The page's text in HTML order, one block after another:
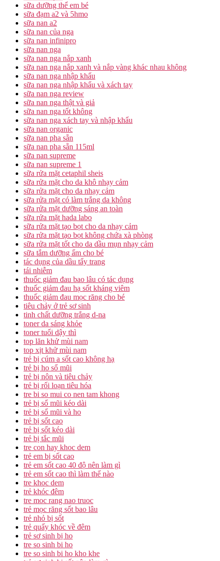
sữa dưỡng thể em bé
sữa đạm a2 và 5hmo
sữa nan a2
sữa nan của nga
sữa nan infinipro
sữa nan nga
sữa nan nga nắp xanh
sữa nan nga nắp xanh và nắp vàng khác nhau không
sữa nan nga nhập khẩu
sữa nan nga nhập khẩu và xách tay
sữa nan nga review
sữa nan nga thật và giả
sữa nan nga tốt không
sữa nan nga xách tay và nhập khẩu
sữa nan organic
sữa nan pha sẵn
sữa nan pha sẵn 115ml
sữa nan supreme
sữa nan supreme 1
sữa rửa mặt cetaphil sheis
sữa rửa mặt cho da khô nhạy cảm
sữa rửa mặt cho da nhạy cảm
sữa rửa mặt có làm trắng da không
sữa rửa mặt dưỡng sáng an toàn
sữa rửa mặt hada labo
sữa rửa mặt tạo bọt cho da nhạy cảm
sữa rửa mặt tạo bọt không chứa xà phòng
sữa rửa mặt tốt cho da dầu mụn nhạy cảm
sữa tắm dưỡng ẩm cho bé
tác dụng của dầu tẩy trang
tái nhiễm
thuốc giảm đau bao lâu có tác dụng
thuốc giảm đau hạ sốt kháng viêm
thuốc giảm đau mọc răng cho bé
tiêu chảy ở trẻ sơ sinh
tinh chất dưỡng trắng d-na
toner da sáng khỏe
toner tuổi dậy thì
top lăn khử mùi nam
top xịt khử mùi nam
trẻ bị cúm a sốt cao không hạ
trẻ bị ho sổ mũi
trẻ bị nôn và tiêu chảy
trẻ bị rối loạn tiêu hóa
tre bi so mui co nen tam khong
trẻ bị sổ mũi kéo dài
trẻ bị sổ mũi và ho
trẻ bị sốt cao
trẻ bị sốt kéo dài
trẻ bị tắc mũi
tre con hay khoc dem
trẻ em bị sốt cao
trẻ em sốt cao 40 độ nên làm gì
trẻ em sốt cao thì làm thế nào
tre khoc dem
trẻ khóc đêm
tre moc rang nao truoc
trẻ mọc răng sốt bao lâu
trẻ nhỏ bị sốt
trẻ quấy khóc về đêm
trẻ sơ sinh bị ho
tre so sinh bi ho
tre so sinh bi ho kho khe